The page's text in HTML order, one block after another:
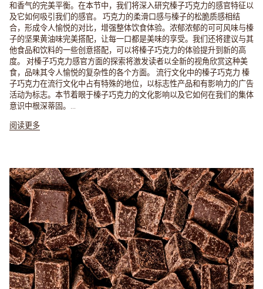
和香气的完美平衡。在本节中，我们将深入研究榛子巧克力的感官特征以
及它如何吸引我们的感官。 巧克力的柔滑口感与榛子的松脆质感相结
合，形成令人愉悦的对比，增强整体饮食体验。浓郁浓郁的可可风味与榛
子的坚果黄油味完美搭配，让每一口都是美味的享受。我们还将建议与其
他食品和饮料的一些创意搭配，可以将榛子巧克力的体验提升到新的高
度。 对榛子巧克力感官方面的探索将激发读者以全新的视角欣赏这种美
食，品味其令人愉悦的复杂性的各个方面。 流行文化中的榛子巧克力 榛
子巧克力在流行文化中占有特殊的地位，以标志性产品和有影响力的广告
活动为标志。本节着眼于榛子巧克力的文化影响以及它如何在我们的集体
意识中根深蒂固。...
阅读更多